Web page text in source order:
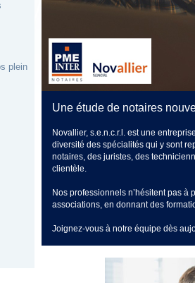
plein
Une étude de notaires
Novallier, s.e.n.c.r.l. est une
diversité des spécialités qui y sont
notaires, des juristes, des
clientèle.
Nos professionnels n’hésitent pas
associations, en donnant des
Joignez-vous à notre équipe dès